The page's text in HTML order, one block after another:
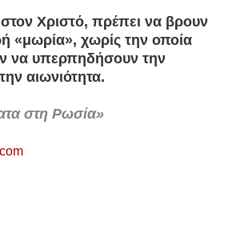
Χριστό, πρέπει να βρουν
«μωρία», χωρίς την οποία
να υπερπηδήσουν την
αιωνιότητα.
στη Ρωσία»